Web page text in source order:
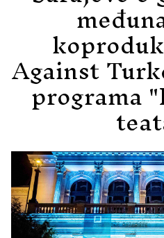
Against
programa